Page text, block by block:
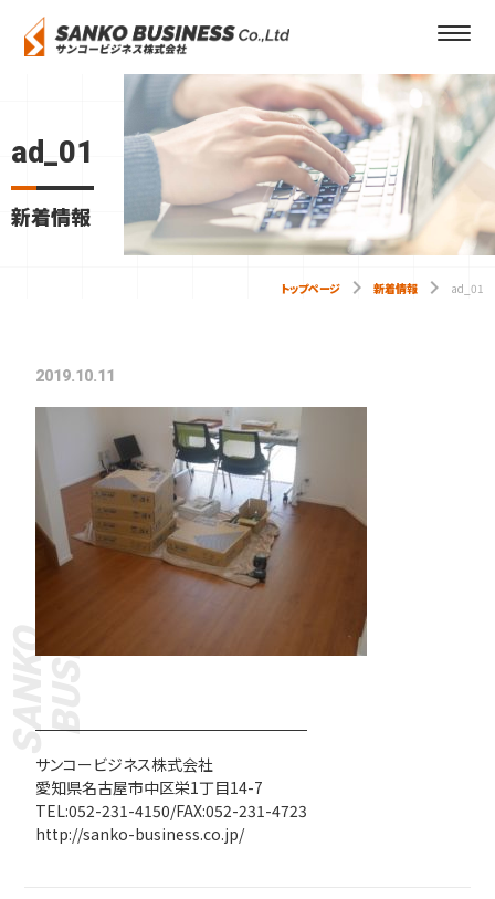
SANKOBUSINESS
ad_01
新着情報
トップページ keyboard_arrow_right 新着情報 keyboard_arrow_right ad_01
2019.10.11
サンコービジネス株式会社
愛知県名古屋市中区栄1丁目14-7
TEL:052-231-4150/FAX:052-231-4723
http://sanko-business.co.jp/